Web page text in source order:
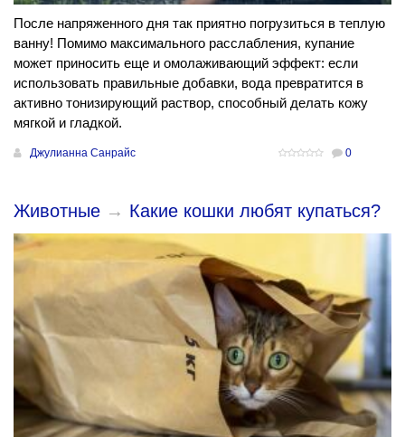
После напряженного дня так приятно погрузиться в теплую
ванну! Помимо максимального расслабления, купание
может приносить еще и омолаживающий эффект: если
использовать правильные добавки, вода превратится в
активно тонизирующий раствор, способный делать кожу
мягкой и гладкой.
Джулианна Санрайс 0
Животные → Какие кошки любят купаться?